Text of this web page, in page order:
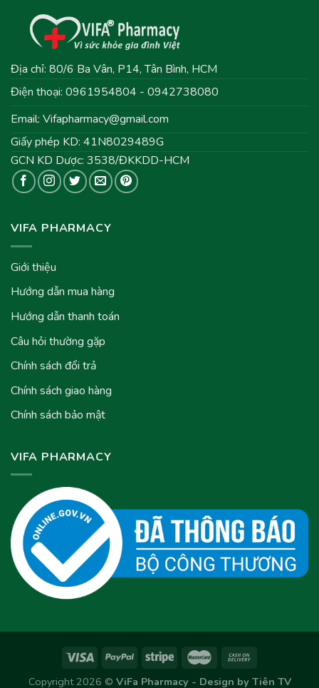
Địa chỉ: 80/6 Ba Vân, P14, Tân Bình, HCM
Điện thoại: 0961954804 - 0942738080
Email: Vifapharmacy@gmail.com
Giấy phép KD: 41N8029489G
GCN KD Dược: 3538/ĐKKDD-HCM
VIFA PHARMACY
Giới thiệu
Hướng dẫn mua hàng
Hướng dẫn thanh toán
Câu hỏi thường gặp
Chính sách đổi trả
Chính sách giao hàng
Chính sách bảo mật
VIFA PHARMACY
Copyright 2026 © ViFa Pharmacy - Design by Tiên TV